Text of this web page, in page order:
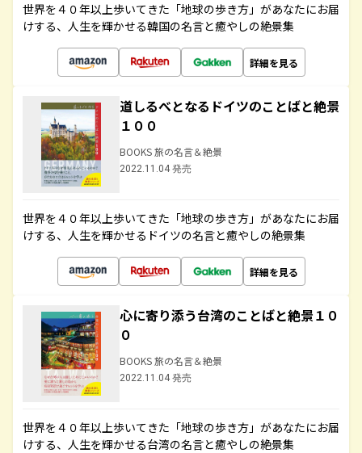
世界を４０年以上歩いてきた「地球の歩き方」があなたにお届
けする、人生を輝かせる韓国の名言と癒やしの絶景集
詳細を見る
道しるべとなるドイツのことばと絶景
１００
BOOKS 旅の名言＆絶景
2022.11.04 発売
世界を４０年以上歩いてきた「地球の歩き方」があなたにお届
けする、人生を輝かせるドイツの名言と癒やしの絶景集
詳細を見る
心に寄り添う台湾のことばと絶景１０
０
BOOKS 旅の名言＆絶景
2022.11.04 発売
世界を４０年以上歩いてきた「地球の歩き方」があなたにお届
けする、人生を輝かせる台湾の名言と癒やしの絶景集